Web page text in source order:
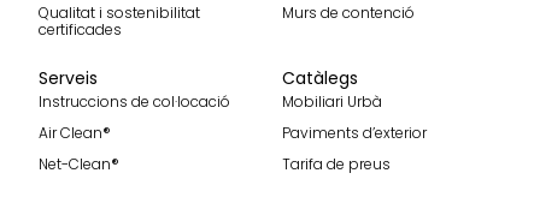
Qualitat i sostenibilitat
certificades
Murs de contenció
Serveis
Instruccions de col·locació
Air Clean®
Net-Clean®
Catàlegs
Mobiliari Urbà
Paviments d’exterior
Tarifa de preus